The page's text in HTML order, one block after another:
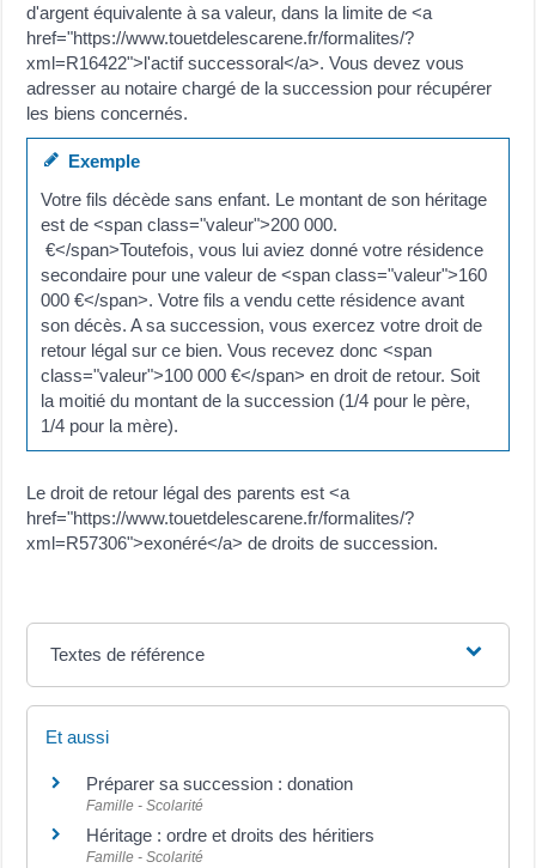
d'argent équivalente à sa valeur, dans la limite de <a
href="https://www.touetdelescarene.fr/formalites/?
xml=R16422">l'actif successoral</a>. Vous devez vous
adresser au notaire chargé de la succession pour récupérer
les biens concernés.
Exemple
Votre fils décède sans enfant. Le montant de son héritage
est de <span class="valeur">200 000.
€</span>Toutefois, vous lui aviez donné votre résidence
secondaire pour une valeur de <span class="valeur">160
000 €</span>. Votre fils a vendu cette résidence avant
son décès. A sa succession, vous exercez votre droit de
retour légal sur ce bien. Vous recevez donc <span
class="valeur">100 000 €</span> en droit de retour. Soit
la moitié du montant de la succession (1/4 pour le père,
1/4 pour la mère).
Le droit de retour légal des parents est <a
href="https://www.touetdelescarene.fr/formalites/?
xml=R57306">exonéré</a> de droits de succession.
Textes de référence
Et aussi
Préparer sa succession : donation
Famille - Scolarité
Héritage : ordre et droits des héritiers
Famille - Scolarité